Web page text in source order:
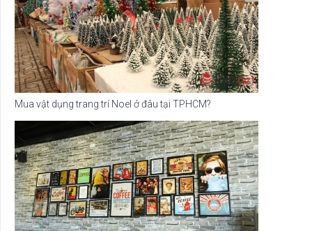
Mua vật dụng trang trí Noel ở đâu tại TPHCM?